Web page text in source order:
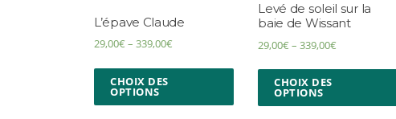
L’épave Claude
29,00€ – 339,00€
CHOIX DES
OPTIONS
Levé de soleil sur la
baie de Wissant
29,00€ –339,00€
CHOIX DES
OPTIONS